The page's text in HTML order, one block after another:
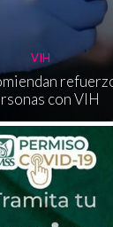
VIH
con VIH